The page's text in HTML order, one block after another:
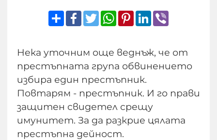
ShareFacebook
TwitterWhatsApp
Pinterest
LinkedIn
Нека уточним още веднъж, че от
престъпната група обвинението
избира един престъпник.
Повтарям - престъпник. И го прави
защитен свидетел срещу
имунитет. За да разкрие цялата
престъпна дейност.